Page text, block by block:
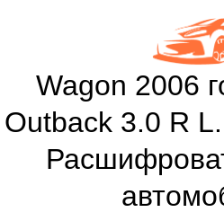
Wagon 2006
Outback 3.0 R